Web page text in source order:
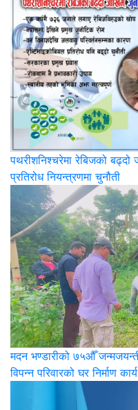
पथरीशनिश्‍चरेमा रेबिजको बढ्दो
प्रतिरोध नियन्त्रणमा चुनौती
मदन भण्डारीको ७५औँ
विपन्न परिवारको घर निर्माण